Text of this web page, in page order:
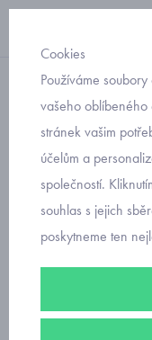
společenské
dětské
1903-52
Cookies
Používáme
vašeho
stránek vašim
účelům a
společností.
souhlas s jejich
poskytneme ten